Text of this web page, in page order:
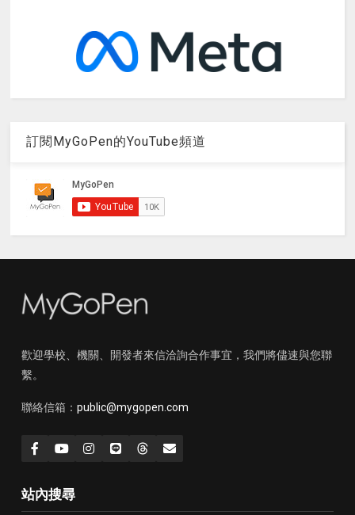
訂閱MyGoPen的YouTube頻道
歡迎學校、機關、開發者來信洽詢合作事宜，我們將儘速與您聯
繫。
聯絡信箱： public@mygopen.com
站內搜尋